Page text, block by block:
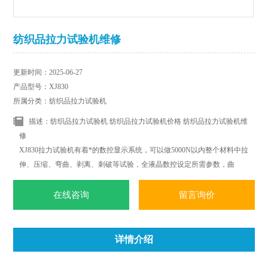
纺织品拉力试验机维修
更新时间：2025-06-27
产品型号：XJ830
所属分类：纺织品拉力试验机
描述：纺织品拉力试验机 纺织品拉力试验机价格 纺织品拉力试验机维
修
XJ830拉力试验机有着*的数控显示系统，可以做5000N以内整个材料中拉
伸、压缩、弯曲、剥离、刺破等试验，全液晶数控设定所需参数，曲
线、位移、力值能动态显示在数显器上，联接电脑实现全电脑控制并打
印标准试验报告；
在线咨询 留言询价
详情介绍